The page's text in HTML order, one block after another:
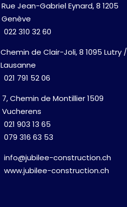
Rue Jean-Gabriel Eynard, 8 1205
Genève
022 310 32 60
Chemin de Clair-Joli, 8 1095 Lutry /
Lausanne
021 791 52 06
7, Chemin de Montillier 1509
Vucherens
021 903 13 65
079 316 63 53
info@jubilee-construction.ch
www.jubilee-construction.ch